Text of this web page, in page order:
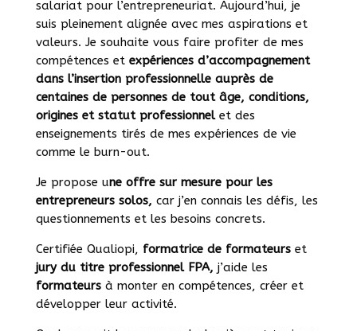
salariat pour l’entrepreneuriat. Aujourd’hui, je
suis pleinement alignée avec mes aspirations et
valeurs. Je souhaite vous faire profiter de mes
compétences et expériences d’accompagnement
dans l’insertion professionnelle auprès de
centaines de personnes de tout âge, conditions,
origines et statut professionnelet des
enseignements tirés de mes expériences de vie
comme le burn-out.
Je propose une offre sur mesure pour les
entrepreneurs solos, car j’en connais les défis, les
questionnements et les besoins concrets.
Certifiée Qualiopi, formatrice de formateurset
jury du titre professionnel FPA, j’aide les
formateursà monter en compétences, créer et
développer leur activité.